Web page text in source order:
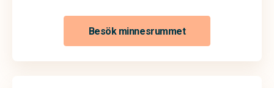
Besök minnesrummet